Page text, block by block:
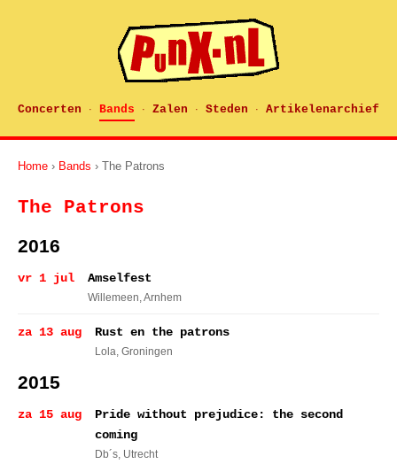
Concerten · Bands · Zalen · Steden · Artikelenarchief
Home › Bands › The Patrons
The Patrons
2016
vr 1 jul Amselfest
Willemeen, Arnhem
za 13 aug Rust en the patrons
Lola, Groningen
2015
za 15 aug
Pride without prejudice: the second
coming
Db´s, Utrecht